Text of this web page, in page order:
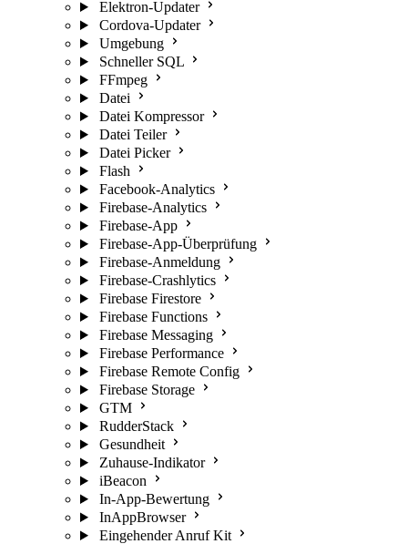
Elektron-Updater
Cordova-Updater
Umgebung
Schneller SQL
FFmpeg
Datei
Datei Kompressor
Datei Teiler
Datei Picker
Flash
Facebook-Analytics
Firebase-Analytics
Firebase-App
Firebase-App-Überprüfung
Firebase-Anmeldung
Firebase-Crashlytics
Firebase Firestore
Firebase Functions
Firebase Messaging
Firebase Performance
Firebase Remote Config
Firebase Storage
GTM
RudderStack
Gesundheit
Zuhause-Indikator
iBeacon
In-App-Bewertung
InAppBrowser
Eingehender Anruf Kit